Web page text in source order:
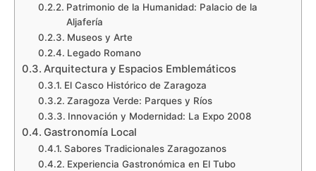
Patrimonio de la Humanidad: Palacio de la
Aljafería
Museos y Arte
Legado Romano
Arquitectura y Espacios Emblemáticos
El Casco Histórico de Zaragoza
Zaragoza Verde: Parques y Ríos
Innovación y Modernidad: La Expo 2008
Gastronomía Local
Sabores Tradicionales Zaragozanos
Experiencia Gastronómica en El Tubo